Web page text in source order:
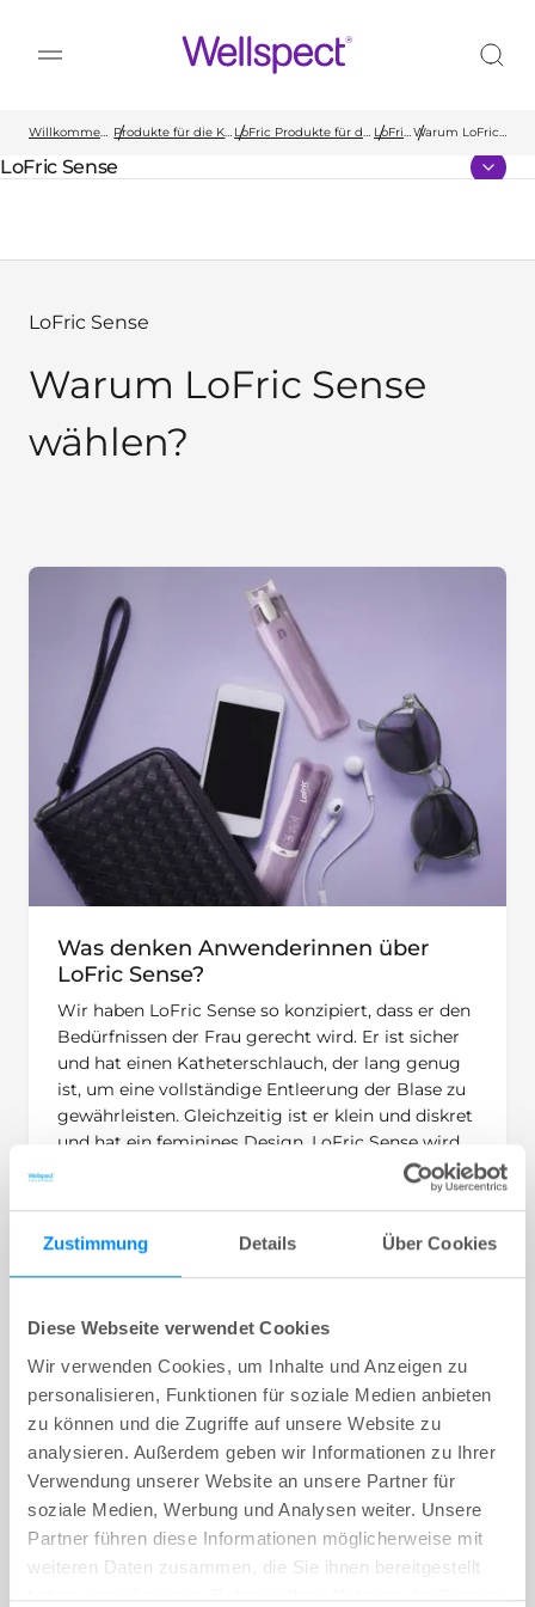
Zustimmung Details Über Cookies
Diese Webseite verwendet Cookies
Wir verwenden Cookies, um Inhalte und Anzeigen zu
personalisieren, Funktionen für soziale Medien anbieten
zu können und die Zugriffe auf unsere Website zu
analysieren. Außerdem geben wir Informationen zu Ihrer
Verwendung unserer Website an unsere Partner für
soziale Medien, Werbung und Analysen weiter. Unsere
Partner führen diese Informationen möglicherweise mit
weiteren Daten zusammen, die Sie ihnen bereitgestellt
haben oder die sie im Rahmen Ihrer Nutzung der Dienste
Wellspect
Willkommen bei Wellspect Produkte für die Kontinenzversorgung LoFric Produkte für das Blasenmanagement LoFric SenseWarum LoFric
übergeordnete Seite:
LoFric Sense
LoFric Sense
Warum LoFric Sense
wählen?
Was denken Anwenderinnen über
LoFric Sense?
Wir haben LoFric Sense so konzipiert, dass er den
Bedürfnissen der Frau gerecht wird. Er ist sicher
und hat einen Katheterschlauch, der lang genug
ist, um eine vollständige Entleerung der Blase zu
gewährleisten. Gleichzeitig ist er klein und diskret
und hat ein feminines Design. LoFric Sense wird
nicht mit PVC, Phthalaten oder Latex hergestellt.
Um herauszufinden, was unsere Benutzerinnen
denken, haben wir eine Umfrage durchgeführt, die
insgesamt 725 Teilnehmerinnen aus 8
97% der Anwenderinnen sind mit LoFric Sense
sehr zufrieden
90 % würden LoFric Sense einer Freundin
empfehlen
98% stimmten zu, dass LoFric Sense einfach
einzuführen und zu entfernen ist